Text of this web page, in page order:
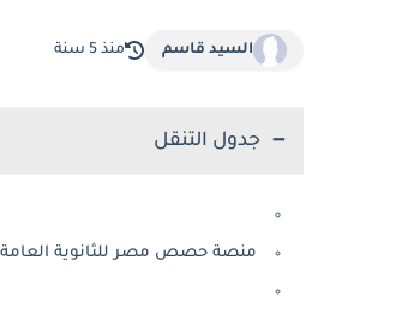
السيد قاسم منذ 5 سنة
جدول التنقل
منصة حصص مصر للثانوية العامة 2021 نماذج امتحانات لغة عربية